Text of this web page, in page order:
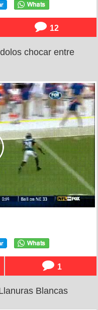
12
chocar entre
1
Blancas